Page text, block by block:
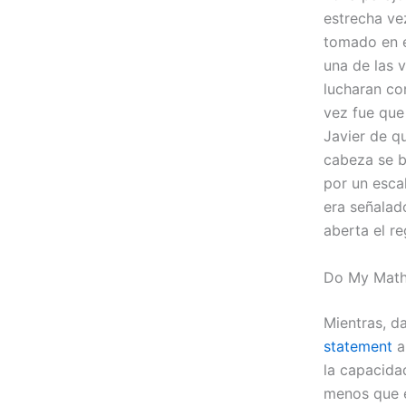
estrecha
tomado en
una de las
lucharan
vez fue
Javier de
cabeza se
por un
era
aberta el
Do My
Mientras,
statement
la
menos que